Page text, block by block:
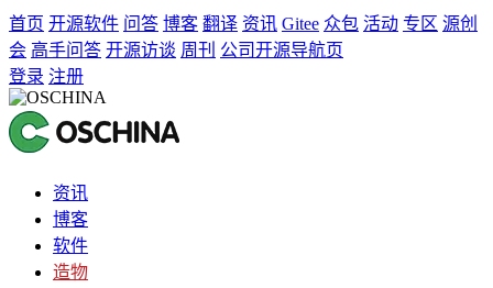
首页 开源软件 问答 博客 翻译 资讯 Gitee 众包 活动 专区 源创
会 高手问答 开源访谈 周刊 公司开源导航页
登录 注册
资讯
博客
软件
造物